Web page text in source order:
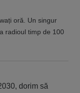
oră. Un singur
radioul timp de 100
dorim să